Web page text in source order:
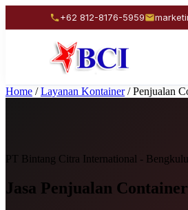
+62 812-8176-5959
Home / Layanan Kontainer / Penjualan
PT Bintang Citra International - Bengkulu
Jasa Penjualan